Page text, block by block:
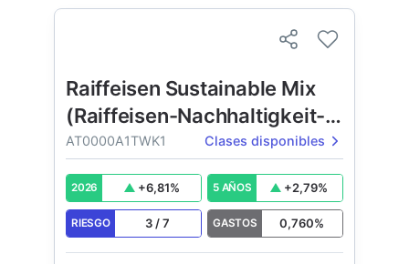
Raiffeisen Sustainable Mix
(Raiffeisen-Nachhaltigkeit-
Mix) (RZ)
AT0000A1TWK1 Clases disponibles
2026 +6,81% 5 AÑOS +2,79%
RIESGO 3 /7 GASTOS 0,760%